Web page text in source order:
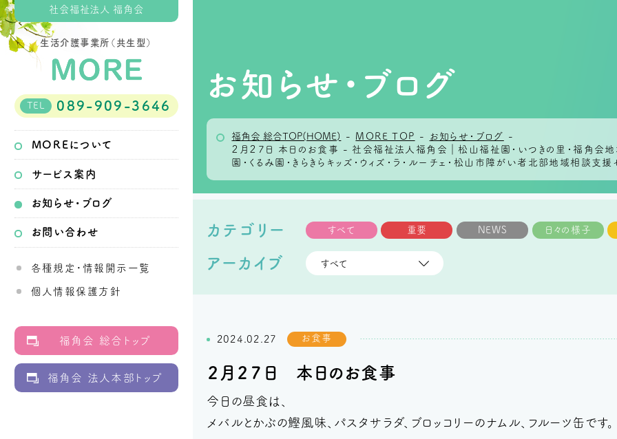
社会福祉法人 福角会
生活介護事業所（共生型）
TEL 089-909-3646
MOREについて
サービス案内
お知らせ・ブログ
お問い合わせ
各種規定・情報開示一覧
個人情報保護方針
福角会 総合トップ
福角会 法人本部トップ
お知らせ・ブログ
福角会 総合TOP(HOME) - MORE TOP - お知らせ・ブログ
-
２月２７日 本日のお食事 - 社会福祉法人福角会｜松山福祉園・いつきの里・福角会
園・くるみ園・きらきらキッズ・ウィズ・ラ・ルーチェ・松山市障がい者北部地域相談支
カテゴリー すべて 重要 NEWS 日々の様子
アーカイブ
2024.02.27 お食事
２月２７日 本日のお食事
今日の昼食は、
メバルとかぶの鰹風味、パスタサラダ、ブロッコリーのナムル、フルーツ缶です。